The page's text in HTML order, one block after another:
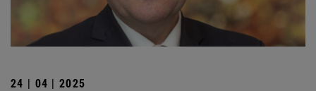
24 | 04 | 2025